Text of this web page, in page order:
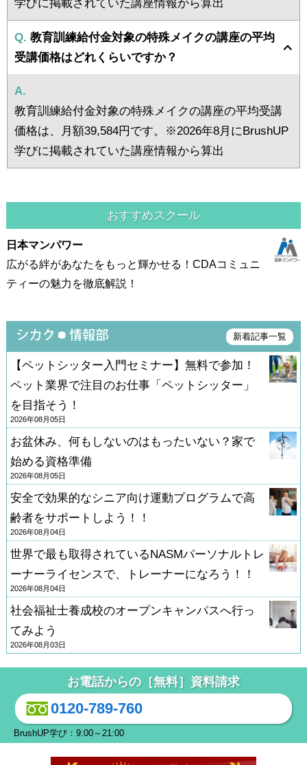
学びに掲載されていた講座情報から算出
Q. 教育訓練給付金対象の特殊メイクの講座の平均
受講価格はどれくらいですか？
A.
教育訓練給付金対象の特殊メイクの講座の平均受講
価格は、月額39,584円です。※2026年8月にBrushUP
学びに掲載されていた講座情報から算出
おすすめスクール
日本マンパワー
広がる絆があなたをもっと輝かせる！CDAコミュニ
ティーの魅力を徹底解説！
新着記事一覧
【ペットシッター入門セミナー】無料で参加！
ペット業界で注目のお仕事「ペットシッター」
を目指そう！
2026年08月05日
お盆休み、何もしないのはもったいない？家で
始める資格準備
2026年08月05日
安全で効果的なシニア向け運動プログラムで高
齢者をサポートしよう！！
2026年08月04日
世界で最も取得されているNASMパーソナルトレ
ーナーライセンスで、トレーナーになろう！！
2026年08月04日
社会福祉士養成校のオープンキャンパスへ行っ
てみよう
2026年08月03日
お電話からの［無料］資料請求
0120-789-760
BrushUP学び：9:00～21:00